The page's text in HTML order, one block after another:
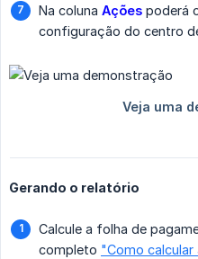
Na coluna Ações poderá
configuração do centro
Gerando o relatório
Calcule a folha de
completo "Como calcular